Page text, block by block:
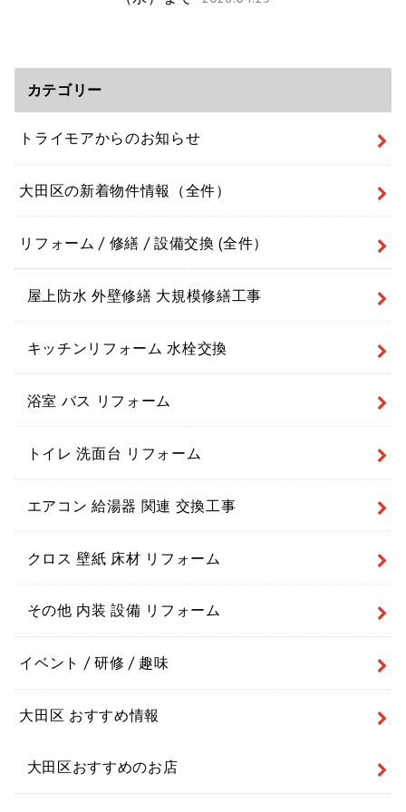
カテゴリー
トライモアからのお知らせ
大田区の新着物件情報（全件）
リフォーム / 修繕 / 設備交換 (全件）
屋上防水 外壁修繕 大規模修繕工事
キッチンリフォーム 水栓交換
浴室 バス リフォーム
トイレ 洗面台 リフォーム
エアコン 給湯器 関連 交換工事
クロス 壁紙 床材 リフォーム
その他 内装 設備 リフォーム
イベント / 研修 / 趣味
大田区 おすすめ情報
大田区おすすめのお店